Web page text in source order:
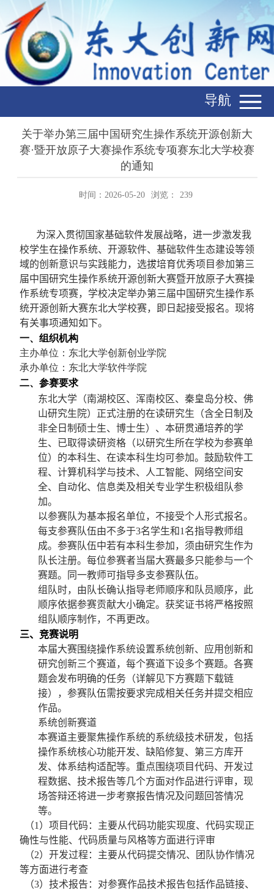
导航
关于举办第三届中国研究生操作系统开源创新大
赛·暨开放原子大赛操作系统专项赛东北大学校赛
的通知
时间：2026-05-20 浏览： 239
为深入贯彻国家基础软件发展战略，进一步激发我
校学生在操作系统、开源软件、基础软件生态建设等领
域的创新意识与实践能力，选拔培育优秀项目参加第三
届中国研究生操作系统开源创新大赛暨开放原子大赛操
作系统专项赛，学校决定举办第三届中国研究生操作系
统开源创新大赛东北大学校赛，
即日起接受报名。现将
有关事项通知如下。
一、组织机构
主办单位：东北大学创新创业学院
承办单位：东北大学软件学院
二、参赛要求
东北大学（南湖校区、浑南校区、秦皇岛分校、佛
山研究生院） 正式注册的在读研究生（含全日制及
非全日制硕士生、博士生）、本研贯通培养的学
生、已取得读研资格（以研究生所在学校为参赛单
位）的本科生、在读本科生均可参加。鼓励软件工
程、计算机科学与技术、人工智能、网络空间安
全、自动化、信息类及相关专业学生积极组队参
加。
以参赛队为基本报名单位，不接受个人形式报名。
每支参赛队伍由不多于3名学生和1 名指导教师组
成。参赛队伍中若有本科生参加，须由研究生作为
队长注册。每位参赛者当届大赛最多只能参与一个
赛题。同一教师可指导多支参赛队伍。
组队时，由队长确认指导老师顺序和队员顺序，此
顺序依据参赛贡献大小确定。获奖证书将严格按照
组队顺序制作，不再更改。
三、竞赛说明
本届大赛围绕操作系统设置系统创新、应用创新和
研究创新三个赛道，每个赛道下设多个赛题。各赛
题会发布明确的任务（详解见下方赛题下载链
接）
，参赛队伍需按要求完成相关任务并提交相应
作品。
系统创新赛道
本赛道主要聚焦操作系统的系统级技术研发，包括
操作系统核心功能开发、缺陷修复、第三方库开
发、体系结构适配等。重点围绕项目代码、开发过
程数据、技术报告等几个方面对作品进行评审，现
场答辩还将进一步考察报告情况及问题回答情况
等。
（1）项目代码：主要从代码功能实现度、代码实现正
确性与性能、代码质量与风格等方面进行评审
（2）开发过程：主要从代码提交情况、团队协作情况
等方面进行考查
（3） 技术报告：对参赛作品技术报告包括作品链接、